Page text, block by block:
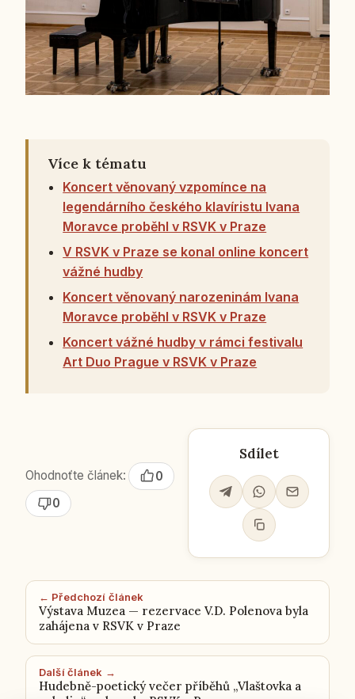
Více k tématu
Koncert věnovaný vzpomínce na
legendárního českého klavíristu Ivana
Moravce proběhl v RSVK v Praze
V RSVK v Praze se konal online koncert
vážné hudby
Koncert věnovaný narozeninám Ivana
Moravce proběhl v RSVK v Praze
Koncert vážné hudby v rámci festivalu
Art Duo Prague v RSVK v Praze
Ohodnoťte článek:
0
0
Sdílet
← Předchozí článek
Výstava Muzea — rezervace V.D. Polenova byla
zahájena v RSVK v Praze
Další článek →
Hudebně-poetický večer příběhů „Vlaštovka a